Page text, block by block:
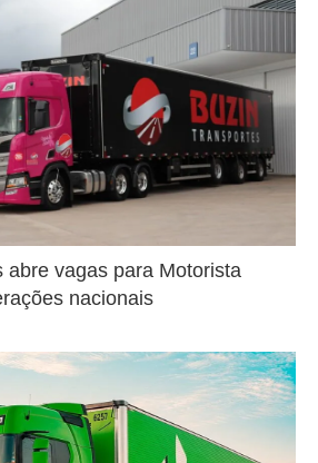
abre vagas para Motorista
nacionais